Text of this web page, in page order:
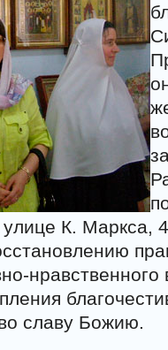
К. Маркса,
нравственного
славу Божию.